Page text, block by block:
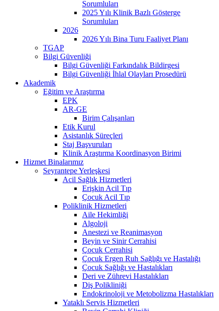
Sorumluları
2025 Yılı Klinik Bazlı Gösterge
Sorumluları
2026
2026 Yılı Bina Turu Faaliyet Planı
TGAP
Bilgi Güvenliği
Bilgi Güvenliği Farkındalık Bildirgesi
Bilgi Güvenliği İhlal Olayları Prosedürü
Akademik
Eğitim ve Araştırma
EPK
AR-GE
Birim Çalışanları
Etik Kurul
Asistanlık Süreçleri
Staj Başvuruları
Klinik Araştırma Koordinasyon Birimi
Hizmet Binalarımız
Seyrantepe Yerleşkesi
Acil Sağlık Hizmetleri
Erişkin Acil Tıp
Çocuk Acil Tıp
Poliklinik Hizmetleri
Aile Hekimliği
Algoloji
Anestezi ve Reanimasyon
Beyin ve Sinir Cerrahisi
Çocuk Cerrahisi
Çocuk Ergen Ruh Sağlığı ve Hastalığı
Çocuk Sağlığı ve Hastalıkları
Deri ve Zührevi Hastalıkları
Diş Polikliniği
Endokrinoloji ve Metobolizma Hastalıkları
Yataklı Servis Hizmetleri